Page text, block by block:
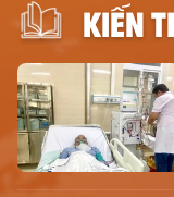
KIẾN